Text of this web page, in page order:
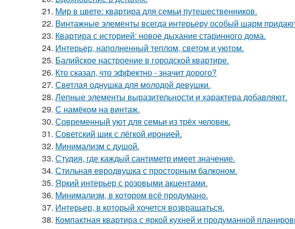
21. Мир в цвете: квартира для семьи путешественников.
22. Винтажные элементы всегда интерьеру особый шарм
23. Квартира с историей: новое дыхание старинного дома.
24. Интерьер, наполненный теплом, светом и уютом.
25. Балийское настроение в городской квартире.
26. Кто сказал, что эффектно - значит дорого?
27. Светлая однушка для молодой девушки.
28. Лепные элементы выразительности и характера добавляют.
29. С намёком на винтаж.
30. Современный уют для семьи из трёх человек.
31. Советский шик с лёгкой иронией.
32. Минимализм с душой.
33. Студия, где каждый сантиметр имеет значение.
34. Стильная евродвушка с просторным балконом.
35. Яркий интерьер с розовыми акцентами.
36. Минимализм, в котором всё продумано.
37. Интерьер, в который хочется возвращаться.
38. Компактная квартира с яркой кухней и продуманной